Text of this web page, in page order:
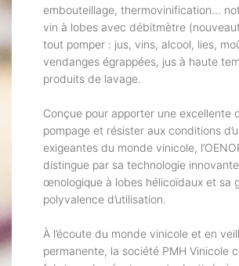
embouteillage, thermovinification…
vin à lobes avec débitmètre
tout pomper : jus, vins, alcool, lies,
vendanges égrappées, jus à haute
produits de lavage.
Conçue pour apporter une excellente
pompage et résister aux conditions
exigeantes du monde vinicole,
distingue par sa technologie
œnologique à lobes hélicoïdaux et sa
polyvalence d’utilisation.
À l’écoute du monde vinicole et en
permanente, la société PMH Vinicole